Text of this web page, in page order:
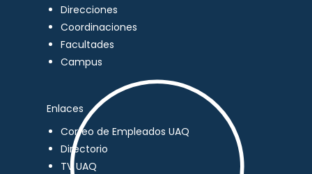
Direcciones
Coordinaciones
Facultades
Campus
Enlaces
Correo de Empleados UAQ
Directorio
TV UAQ